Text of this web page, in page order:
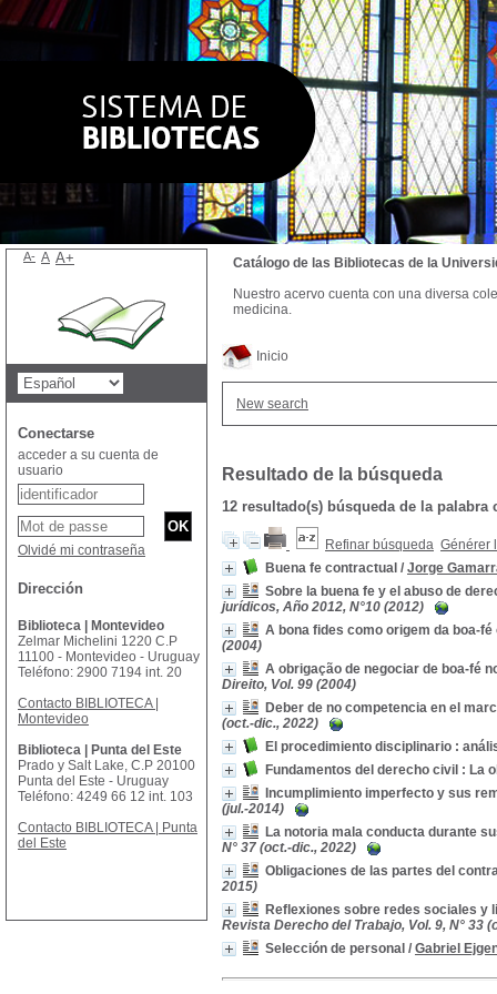
Inicio
New search
Resultado de la búsqueda
12 resultado(s) búsqueda de la palabra
Refinar búsqueda Générer
Buena fe contractual / Jorge
Sobre la buena fe y el abuso de
jurídicos, Año 2012, N°10 (2012)
A bona fides como origem da boa-
(2004)
A obrigação de negociar de boa-fé
Direito, Vol. 99 (2004)
Deber de no competencia en el
(oct.-dic., 2022)
El procedimiento disciplinario :
Fundamentos del derecho civil : La
Incumplimiento imperfecto y sus
(jul.-2014)
La notoria mala conducta durante
N° 37 (oct.-dic., 2022)
Obligaciones de las partes del
2015)
Reflexiones sobre redes sociales y
Revista Derecho del Trabajo, Vol. 9, N° 33
Selección de personal / Gabriel
Catálogo de las Bibliotecas de la
Nuestro acervo cuenta con una diversa
medicina.
A- A A+
Conectarse
acceder a su cuenta de
usuario
Olvidé mi contraseña
Dirección
Biblioteca | Montevideo
Zelmar Michelini 1220 C.P
11100 - Montevideo - Uruguay
Teléfono: 2900 7194 int. 20
Contacto BIBLIOTECA |
Montevideo
Biblioteca | Punta del Este
Prado y Salt Lake, C.P 20100
Punta del Este - Uruguay
Teléfono: 4249 66 12 int. 103
Contacto BIBLIOTECA | Punta
del Este